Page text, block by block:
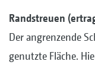
Randstreuen
Der angrenzende
genutzte Fläche.